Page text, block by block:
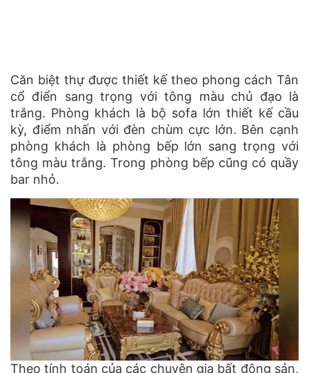
Căn biệt thự được thiết kế theo phong cách Tân
cổ điển sang trọng với tông màu chủ đạo là
trắng. Phòng khách là bộ sofa lớn thiết kế cầu
kỳ, điểm nhấn với đèn chùm cực lớn. Bên cạnh
phòng khách là phòng bếp lớn sang trọng với
tông màu trắng. Trong phòng bếp cũng có quầy
bar nhỏ.
Theo tính toán của các chuyên gia bất động sản,